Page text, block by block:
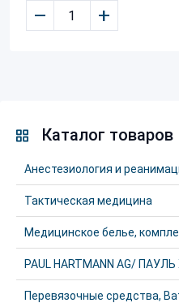
– +
Каталог товаров
Анестезиология и
Тактическая медицина
Медицинское белье,
PAUL HARTMANN AG/
Перевязочные средства,